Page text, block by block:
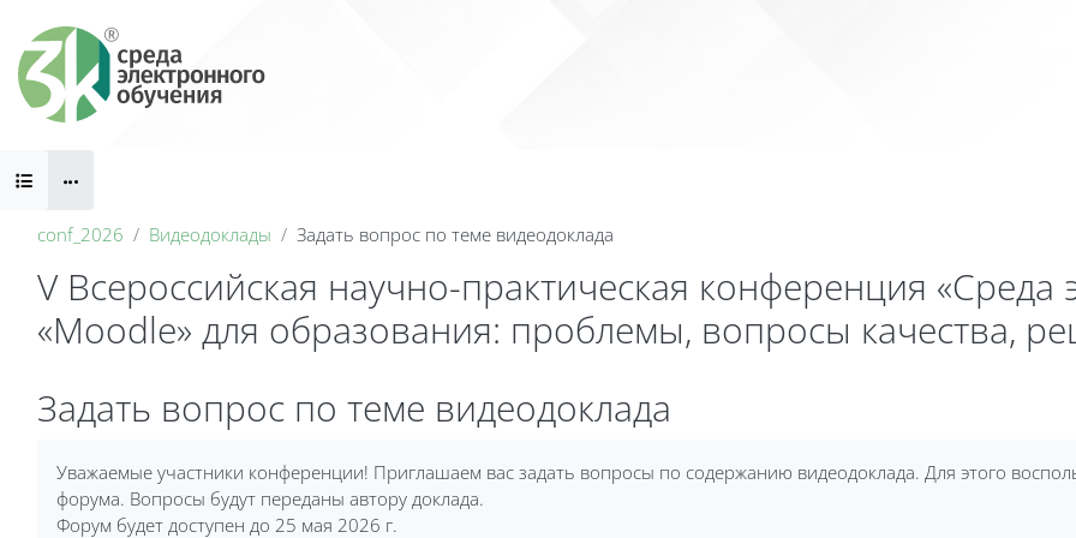
Блоки
conf_2026 Видеодоклады Задать вопрос по теме видеодоклада
V Всероссийская научно-практическая конференция «Среда
«Moodle» для образования: проблемы, вопросы качества,
Блоки
Задать вопрос по теме видеодоклада
Уважаемые участники конференции! Приглашаем вас задать вопросы по содержанию видеодоклада. Для этого
форума. Вопросы будут переданы автору доклада.
Форум будет доступен до 25 мая 2026 г.